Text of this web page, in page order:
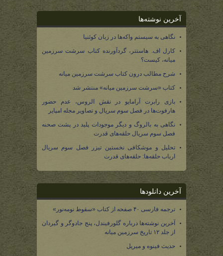
آخرین نوشته‌ها
نگاهی به سیستم واکه‌ها در زبان کوئنیا
کارل اف. هاستتر، گردآورنده کتاب سرشت سرزمین
میانه، کیست؟
شرح مطالب درون کتاب سرشت سرزمین میانه
کتاب «سرشت سرزمین میانه» منتشر شد
بازی رابرت آرامایو در نقش الروس، عدم حضور
هارفوت‌ها در فصل سوم سریال و تصاویر مجله امپایر
نگاهی به بالروگ و دیگر موجودات پلید در پشت صحنه
فصل سوم سریال حلقه‌های قدرت
تحلیل و موشکافی نخستین تیزر فصل سوم سریال
ارباب حلقه‌ها: حلقه‌های قدرت
آخرین دانلودها
ترجمه فارسی ۴۰ صفحه از کتاب «سقوط نومه‌نور»
آخرین نوشته‌ها درباره گلورفیندل، پنج جادوگر و گیردان
از جلد ۱۲ تاریخ سرزمین میانه
حدیث فینوه و میریل